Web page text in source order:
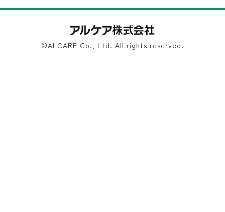
©ALCARE Co., Ltd. All rights reserved.